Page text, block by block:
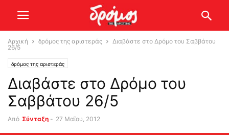
Αρχική δρόμος της αριστεράς
Διαβάστε στο Δρόμο του Σαββάτου
26/5
δρόμος της αριστεράς
Διαβάστε στο Δρόμο του
Σαββάτου 26/5
Από Σύνταξη - 27 Μαΐου, 2012